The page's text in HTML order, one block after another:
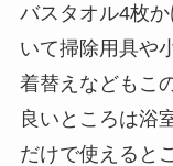
バスタオル4枚
いて掃除用具や
着替えなどもこ
良いところは浴
だけで使えると